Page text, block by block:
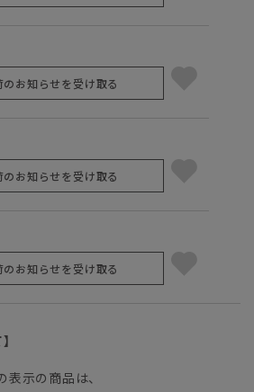
のお知らせを受け取る
のお知らせを受け取る
のお知らせを受け取る
表示の商品は、